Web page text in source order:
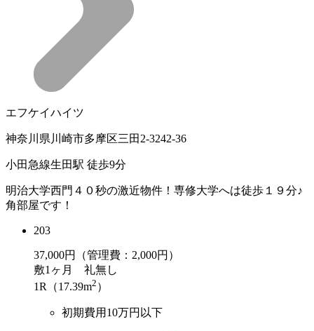
エフケイハイツ
神奈川県川崎市多摩区三田2-3242-36
小田急線生田駅 徒歩9分
明治大学西門４０秒の激近物件！専修大学へは徒歩１９分♪
角部屋です！
203
37,000円（管理費：2,000円）
敷1ヶ月 礼無し
1R（17.39m2 ）
初期費用10万円以下